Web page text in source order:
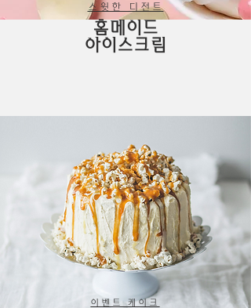
스윗한 디전트
홈메이드
​아이스크림
이벤트 케이크